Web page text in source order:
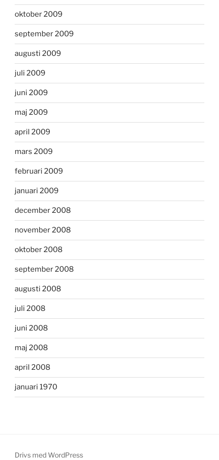
oktober 2009
september 2009
augusti 2009
juli 2009
juni 2009
maj 2009
april 2009
mars 2009
februari 2009
januari 2009
december 2008
november 2008
oktober 2008
september 2008
augusti 2008
juli 2008
juni 2008
maj 2008
april 2008
januari 1970
Drivs med WordPress